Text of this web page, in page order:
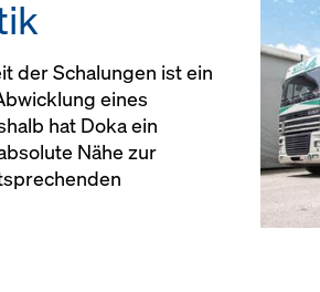
der Schalungen ist ein
eines
hat Doka ein
Nähe zur